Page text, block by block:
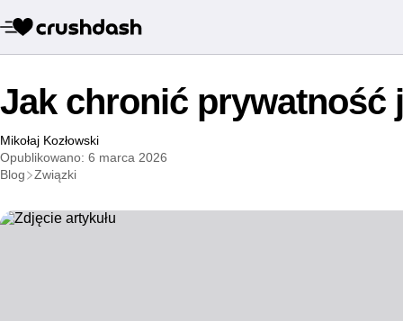
Jak chronić prywatność
Mikołaj Kozłowski
Opublikowano: 6 marca 2026
Blog
Związki